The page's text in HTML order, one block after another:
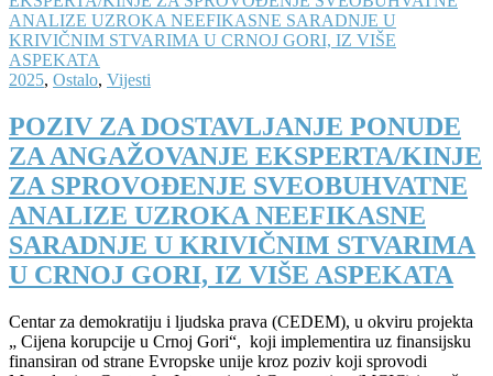
2025, Ostalo, Vijesti
POZIV ZA DOSTAVLJANJE PONUDE
ZA ANGAŽOVANJE EKSPERTA/KINJE
ZA SPROVOĐENJE SVEOBUHVATNE
ANALIZE UZROKA NEEFIKASNE
SARADNJE U KRIVIČNIM STVARIMA
U CRNOJ GORI, IZ VIŠE ASPEKATA
Centar za demokratiju i ljudska prava (CEDEM), u okviru projekta
„ Cijena korupcije u Crnoj Gori“, koji implementira uz finansijsku
finansiran od strane Evropske unije kroz poziv koji sprovodi